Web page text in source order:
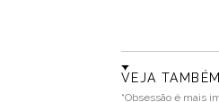
VEJA TAMBÉM
“Obsessão é mais